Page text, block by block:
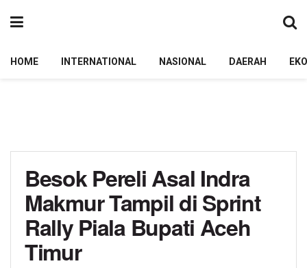
HOME INTERNATIONAL NASIONAL DAERAH
Besok Pereli Asal Indra
Makmur Tampil di Sprint
Rally Piala Bupati Aceh
Timur